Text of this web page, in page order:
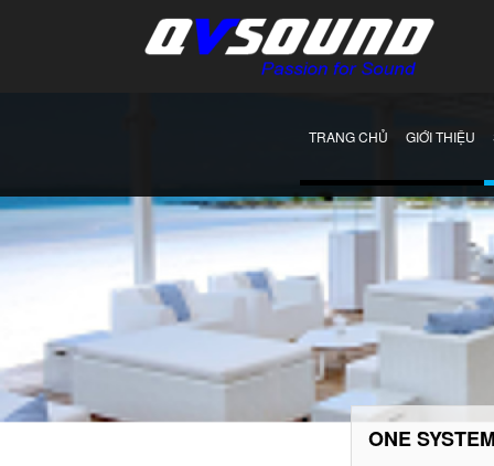
TRANG CHỦ GIỚI THIỆU
ONE